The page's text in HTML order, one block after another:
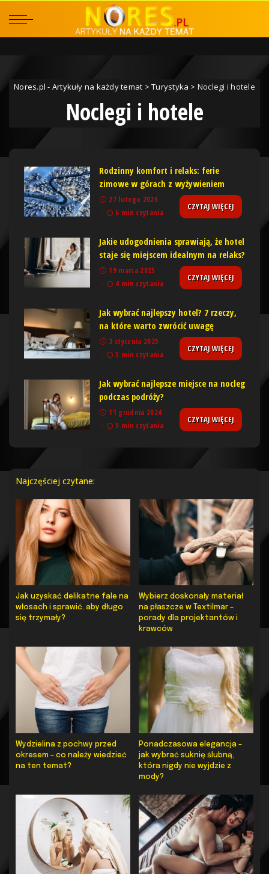
Nores.pl - Artykuły na każdy temat >Turystyka > Noclegi i hotele
Noclegi i hotele
Rodzinny komfort i relaks: ferie
zimowe w górach z wyżywieniem
27 lutego 2026
6 min czytania
CZYTAJ WIĘCEJ
Jakie udogodnienia sprawiają, że hotel
staje się miejscem idealnym na relaks?
19 marca 2025
4 min czytania
CZYTAJ WIĘCEJ
Jak wybrać najlepszy hotel? 7 rzeczy,
na które warto zwrócić uwagę
3 stycznia 2025
5 min czytania
CZYTAJ WIĘCEJ
Jak wybrać najlepsze miejsce na nocleg
podczas podróży?
11 grudnia 2024
5 min czytania
CZYTAJ WIĘCEJ
Najczęściej czytane:
Jak uzyskać delikatne fale na
włosach i sprawić, aby długo
się trzymały?
Wybierz doskonały materiał
na płaszcze w Textilmar –
porady dla projektantów i
krawców
Wydzielina z pochwy przed
okresem – co należy wiedzieć
na ten temat?
Ponadczasowa elegancja –
jak wybrać suknię ślubną,
która nigdy nie wyjdzie z
mody?